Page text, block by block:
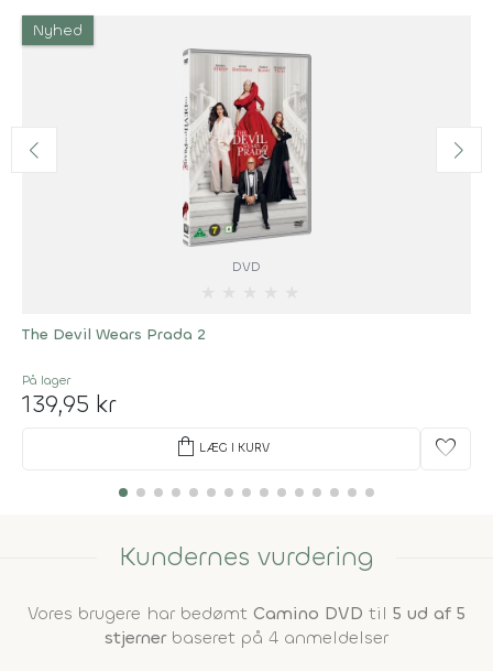
Nyhed
DVD
The Devil Wears Prada 2
På lager
139,95 kr
shopping_bag LÆG I KURV favorite
Kundernes vurdering
Vores brugere har bedømt Camino DVD til 5 ud af 5
stjernerbaseret på 4 anmeldelser